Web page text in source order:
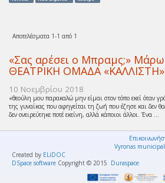
Αποτελέσματα 1-1 από 1
«Σας αρέσει ο Μπραμς;»
ΘΕΑΤΡΙΚΗ ΟΜΑΔΑ
10 Νοεμβρίου 2018
«θεούλη μου παρακαλώ μην είμαι στον τόπο εκεί όταν
της γυναίκας που αφηγείται τη ζωή που έζησε και δεν
δεν ονειρεύτηκε ποτέ εκείνη, αλλά κάποιοι άλλοι. Ένα ...
Vyronas
Created by ELiDOC
DSpace software Copyright © 2015 Duraspace